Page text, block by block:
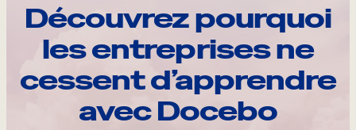
Découvrez pourquoi
les entreprises ne
cessent d’apprendre
avec Docebo